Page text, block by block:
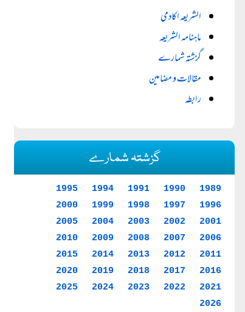
الشریعہ اکادمی
ماہنامہ الشریعہ
گزشتہ شمارے
مقالات و مضامین
رابطہ
گزشتہ شمارے
1989
1990
1991
1994
1995
1996
1997
1998
1999
2000
2001
2002
2003
2004
2005
2006
2007
2008
2009
2010
2011
2012
2013
2014
2015
2016
2017
2018
2019
2020
2021
2022
2023
2024
2025
2026